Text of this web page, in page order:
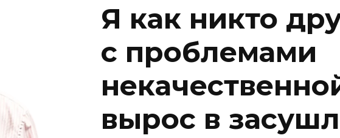
Я как никто
c проблемами
вырос в